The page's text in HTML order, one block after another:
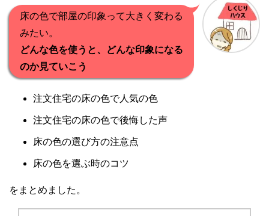
床の色で部屋の印象って大きく変わる
みたい。
どんな色を使うと、どんな印象になる
のか見ていこう
注文住宅の床の色で人気の色
注文住宅の床の色で後悔した声
床の色の選び方の注意点
床の色を選ぶ時のコツ
をまとめました。